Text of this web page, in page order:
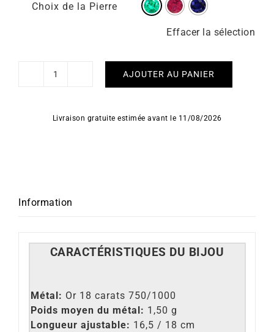
Choix de la Pierre
Effacer la sélection
quantité
Riviera
AJOUTER AU PANIER
Livraison gratuite estimée avant le 11/08/2026
Information
CARACTÉRISTIQUES DU BIJOU
Métal: Or 18 carats 750/1000
Poids moyen du métal: 1,50 g
Longueur ajustable: 16,5 / 18 cm